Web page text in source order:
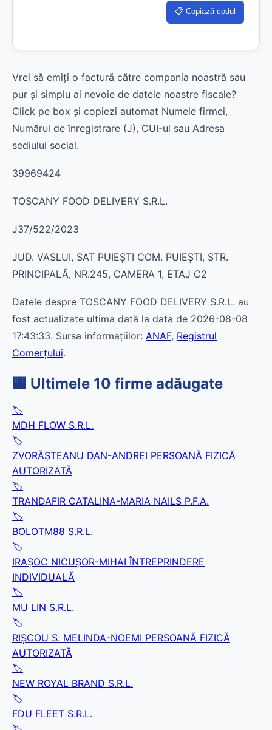
📋 Copiază codul
Vrei să emiți o factură către compania noastră sau
pur și simplu ai nevoie de datele noastre fiscale?
Click pe box și copiezi automat Numele firmei,
Numărul de înregistrare (J), CUI-ul sau Adresa
sediului social.
39969424
TOSCANY FOOD DELIVERY S.R.L.
J37/522/2023
JUD. VASLUI, SAT PUIEŞTI COM. PUIEŞTI, STR.
PRINCIPALĂ, NR.245, CAMERA 1, ETAJ C2
Datele despre TOSCANY FOOD DELIVERY S.R.L. au
fost actualizate ultima dată la data de 2026-08-08
17:43:33. Sursa informațiilor: ANAF, Registrul
Comerțului.
🏢 Ultimele 10 firme adăugate
🏷️
MDH FLOW S.R.L.
🏷️
ZVORĂŞTEANU DAN-ANDREI PERSOANĂ FIZICĂ
AUTORIZATĂ
🏷️
TRANDAFIR CATALINA-MARIA NAILS P.F.A.
🏷️
BOLOTM88 S.R.L.
🏷️
IRAŞOC NICUŞOR-MIHAI ÎNTREPRINDERE
INDIVIDUALĂ
🏷️
MU LIN S.R.L.
🏷️
RIŞCOU S. MELINDA-NOEMI PERSOANĂ FIZICĂ
AUTORIZATĂ
🏷️
NEW ROYAL BRAND S.R.L.
🏷️
FDU FLEET S.R.L.